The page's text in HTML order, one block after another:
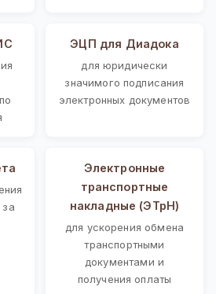
ЭЦП для Диадока
для юридически
значимого подписания
электронных документов
за
Электронные
транспортные
накладные (ЭТрН)
для ускорения обмена
транспортными
документами и
получения оплаты